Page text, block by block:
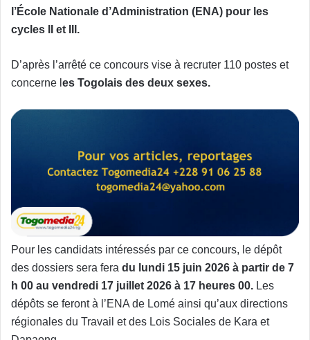
l’École Nationale d’Administration (ENA) pour les
cycles II et III.
D’après l’arrêté ce concours vise à recruter 110 postes et
concerne l es Togolais des deux sexes.
Pour les candidats intéressés par ce concours, le dépôt
des dossiers sera fera du lundi 15 juin 2026 à partir de 7
h 00 au vendredi 17 juillet 2026 à 17 heures 00. Les
dépôts se feront à l’ENA de Lomé ainsi qu’aux directions
régionales du Travail et des Lois Sociales de Kara et